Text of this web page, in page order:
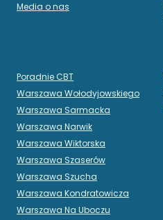
Media o nas
Poradnie CBT
Warszawa Wołodyjowskiego
Warszawa Sarmacka
Warszawa Narwik
Warszawa Wiktorska
Warszawa Szaserów
Warszawa Szucha
Warszawa Kondratowicza
Warszawa Na Uboczu